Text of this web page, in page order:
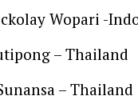
Wopari -
– Thailand
– Thailand